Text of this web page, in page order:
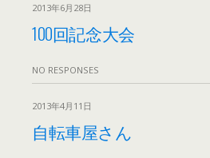
2013年6月28日
100回記念大会
NO RESPONSES
2013年4月11日
自転車屋さん